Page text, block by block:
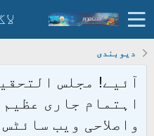
دیوبندی
آئیے! مجلس
اہتمام جاری
واصلاحی ویب